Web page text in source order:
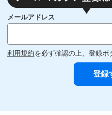
メールアドレス
利用規約を必ず確認の上、登録ボ